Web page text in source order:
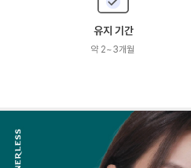
유지 기간
약 2~3개월